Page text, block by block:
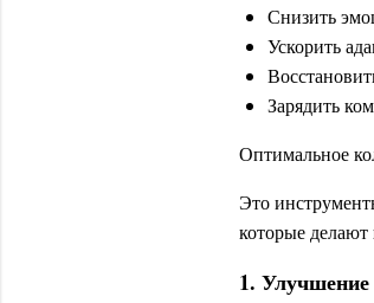
Снизить
Ускорить
Зарядить
Оптимальное
Это
которые
1. Улучшение